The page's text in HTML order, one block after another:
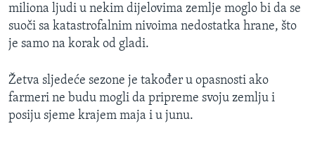
miliona ljudi u nekim dijelovima zemlje moglo bi da se
suoči sa katastrofalnim nivoima nedostatka hrane, što
je samo na korak od gladi.
Žetva sljedeće sezone je također u opasnosti ako
farmeri ne budu mogli da pripreme svoju zemlju i
posiju sjeme krajem maja i u junu.